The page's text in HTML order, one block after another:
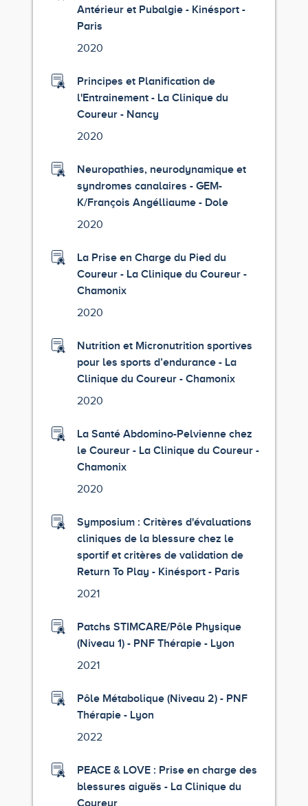
Antérieur et Pubalgie - Kinésport -
Paris
2020
Principes et Planification de
l'Entrainement - La Clinique du
Coureur - Nancy
2020
Neuropathies, neurodynamique et
syndromes canalaires - GEM-
K/François Angélliaume - Dole
2020
La Prise en Charge du Pied du
Coureur - La Clinique du Coureur -
Chamonix
2020
Nutrition et Micronutrition sportives
pour les sports d’endurance - La
Clinique du Coureur - Chamonix
2020
La Santé Abdomino-Pelvienne chez
le Coureur - La Clinique du Coureur -
Chamonix
2020
Symposium : Critères d'évaluations
cliniques de la blessure chez le
sportif et critères de validation de
Return To Play - Kinésport - Paris
2021
Patchs STIMCARE/Pôle Physique
(Niveau 1) - PNF Thérapie - Lyon
2021
Pôle Métabolique (Niveau 2) - PNF
Thérapie - Lyon
2022
PEACE & LOVE : Prise en charge des
blessures aiguës - La Clinique du
Coureur